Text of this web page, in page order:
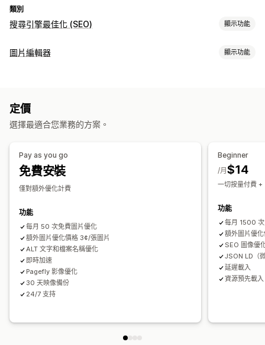
類別
搜尋引擎最佳化 (SEO) 顯示功能
搜尋引擎最佳化 (SEO) 工具
大量編輯
速度最佳化
內容最佳化 中繼資料最佳化
追蹤成效
搜尋引擎最佳化 (SEO) 分數
分析
追蹤
圖片編輯器 顯示功能
定價
選擇最適合您業務的方案。
Pay as you go
免費安裝
僅對額外優化計費
功能
每月 50 次免費圖片優化
額外圖片優化價格 3¢/張圖片
ALT 文字和檔案名稱優化
即時加速
Pagefly 影像優化
30 天映像備份
24/7 支持
Beginner
$14
/月
一切按量付費 +
功能
每月 1500
額外圖片優
SEO 圖像優
JSON LD（
延遲載入
資源預先載入